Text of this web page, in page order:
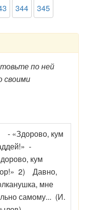
344 345
по ней
своими
- «Здорово, кум
-
кум
2) Давно,
мне
самому... (И.